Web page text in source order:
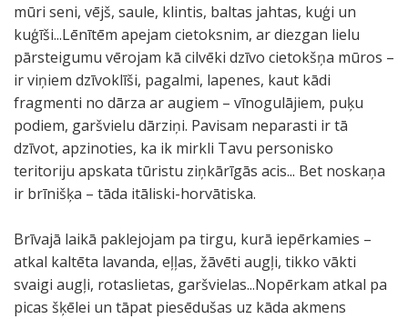
mūri seni, vējš, saule, klintis, baltas jahtas, kuģi un
kuģīši...Lēnītēm apejam cietoksnim, ar diezgan lielu
pārsteigumu vērojam kā cilvēki dzīvo cietokšņa mūros –
ir viņiem dzīvoklīši, pagalmi, lapenes, kaut kādi
fragmenti no dārza ar augiem – vīnogulājiem, puķu
podiem, garšvielu dārziņi. Pavisam neparasti ir tā
dzīvot, apzinoties, ka ik mirkli Tavu personisko
teritoriju apskata tūristu ziņkārīgās acis... Bet noskaņa
ir brīnišķa – tāda itāliski-horvātiska.
Brīvajā laikā paklejojam pa tirgu, kurā iepērkamies –
atkal kaltēta lavanda, eļļas, žāvēti augļi, tikko vākti
svaigi augļi, rotaslietas, garšvielas...Nopērkam atkal pa
picas šķēlei un tāpat piesēdušas uz kāda akmens